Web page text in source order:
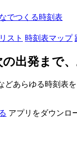
でつくる時刻表
スト 時刻表マップ
出発まで
どあらゆる時刻表
アプリをダウンロ